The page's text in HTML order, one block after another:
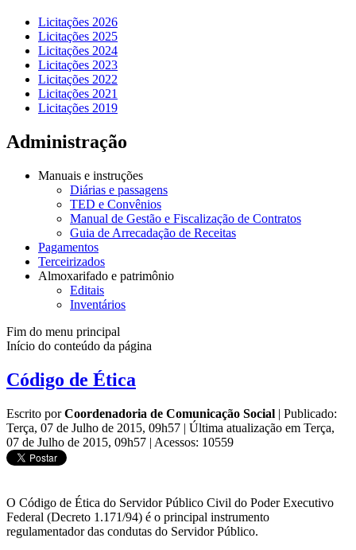
Licitações 2026
Licitações 2025
Licitações 2024
Licitações 2023
Licitações 2022
Licitações 2021
Licitações 2019
Administração
Manuais e instruções
Diárias e passagens
TED e Convênios
Manual de Gestão e Fiscalização de Contratos
Guia de Arrecadação de Receitas
Pagamentos
Terceirizados
Almoxarifado e patrimônio
Editais
Inventários
Fim do menu principal
Início do conteúdo da página
Código de Ética
Escrito porCoordenadoria de Comunicação Social | Publicado:
Terça, 07 de Julho de 2015, 09h57 | Última atualização em Terça,
07 de Julho de 2015, 09h57 | Acessos: 10559
O Código de Ética do Servidor Público Civil do Poder Executivo
Federal (Decreto 1.171/94) é o principal instrumento
regulamentador das condutas do Servidor Público.